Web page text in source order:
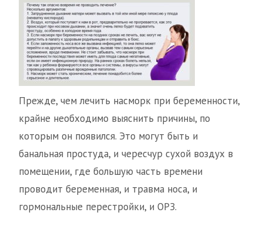
Прежде, чем лечить насморк при беременности,
крайне необходимо выяснить причины, по
которым он появился. Это могут быть и
банальная простуда, и чересчур сухой воздух в
помещении, где большую часть времени
проводит беременная, и травма носа, и
гормональные перестройки, и ОРЗ.